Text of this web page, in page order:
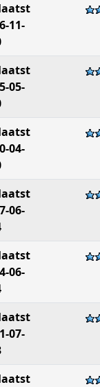
11-
05-
04-
06-
06-
07-